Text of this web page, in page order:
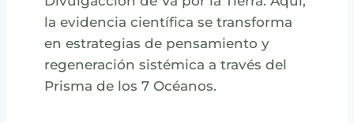
la evidencia científica se transforma
en estrategias de pensamiento y
regeneración sistémica a través del
Prisma de los 7 Océanos.